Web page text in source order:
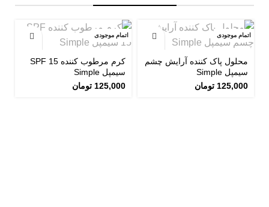
اتمام موجودی
محلول پاک کننده آرایش چشم
سیمپل Simple
125,000 تومان
اتمام موجودی
کرم مرطوب کننده SPF 15
سیمپل Simple
125,000 تومان